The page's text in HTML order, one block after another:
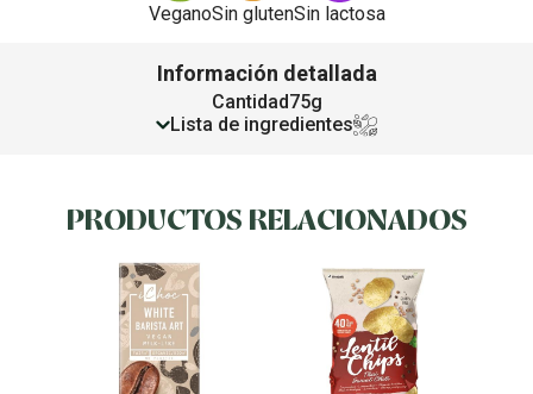
VeganoSin glutenSin lactosa
Información detallada
Cantidad75g
Lista de ingredientes
PRODUCTOS RELACIONADOS